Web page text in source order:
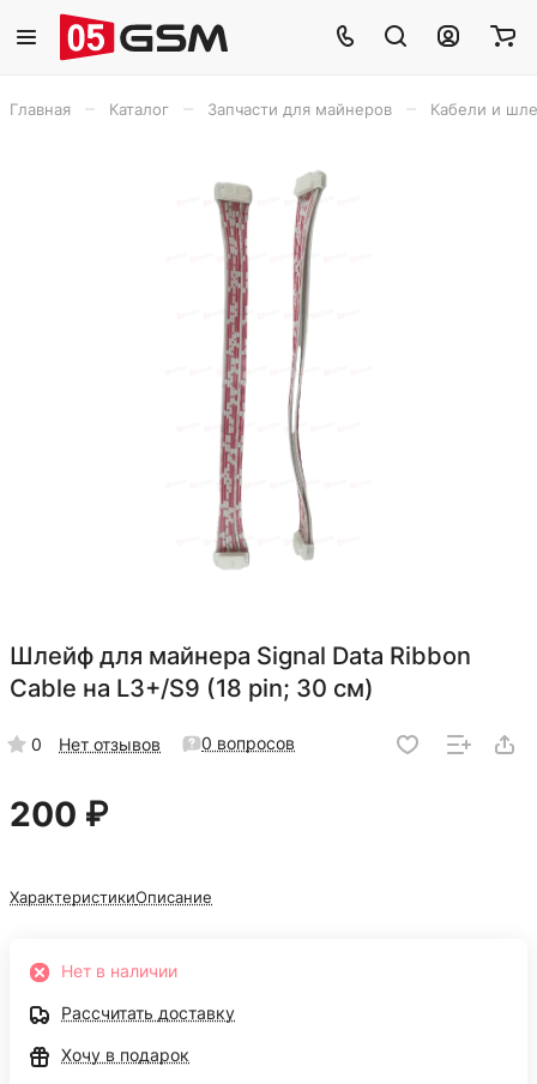
Главная Каталог Запчасти для майнеров Кабели и
Шлейф для майнера Signal Data Ribbon
Cable на L3+/S9 (18 pin; 30 см)
0 Нет отзывов 0 вопросов
200 ₽
ХарактеристикиОписание
Нет в наличии
Рассчитать доставку
Хочу в подарок